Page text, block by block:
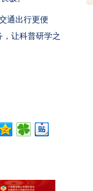
通出行更便
，让科普研学之